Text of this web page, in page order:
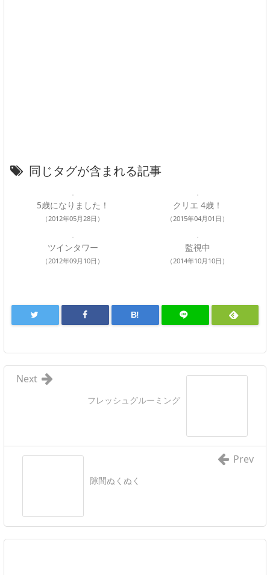
同じタグが含まれる記事
5歳になりました！
（2012年05月28日）
クリエ 4歳！
（2015年04月01日）
ツインタワー
（2012年09月10日）
監視中
（2014年10月10日）
B!
フレッシュグルーミング
Next
隙間ぬくぬく
Prev